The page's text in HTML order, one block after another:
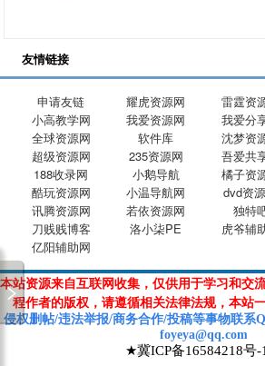
友情链接
申请友链 耀虎资源网 雷霆资
小高教学网
我爱资源网 我爱分
全球资源网
软件库 沈梦资
超级资源网
235资源网 吾爱共
188收录网
小鹅导航 橘子资
酷玩资源网
小温导航网 dvd资
讯腾资源网
若依资源网 独特
刀贱贱博客
洛小柒PE 虎爷辅
亿阳辅助网
本站资源来自互联网收集，仅供用于学习和交
程作者的版权，请遵循相关法律法规，本站
侵权删帖/违法举报/商务合作/投稿等事物联系Q
foyeya@qq.com
★冀ICP备16584218号